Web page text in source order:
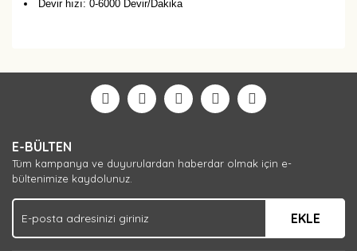
Devir hızı: 0-6000 Devir/Dakika
Yorum Yaz
E-BÜLTEN
Tüm kampanya ve duyurulardan haberdar olmak için e-
bültenimize kaydolunuz.
EKLE